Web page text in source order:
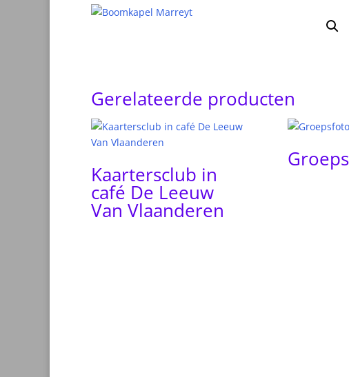
Gerelateerde producten
Kaartersclub in
café De Leeuw
Van Vlaanderen